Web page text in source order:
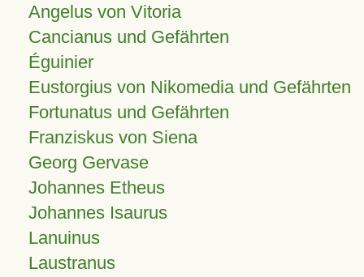
Angelus von Vitoria
Cancianus und Gefährten
Éguinier
Eustorgius von Nikomedia und Gefährten
Fortunatus und Gefährten
Franziskus von Siena
Georg Gervase
Johannes Etheus
Johannes Isaurus
Lanuinus
Laustranus